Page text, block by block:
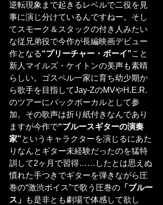
逆転現象まで起きるレベルで二役を見
事に演じ分けているんですねー。そし
てスモーク＆スタックの付き人みたい
な従兄弟役で今作が長編映画デビュー
作となる“プリーチャー・ボーイ”こと
新人マイルズ・ケイトンの美声も素晴
らしい。ゴスペル一家に育ち幼少期か
ら歌手を目指してJay-ZのMVやH.E.R.
のツアーにバックボーカルとして参
加。その歌声は折り紙付きなんであり
ますが今作で“ブルースギターの演奏
家”というキャラクターを演じるにあた
りなんとギター未経験だったのを猛特
訓して2ヶ月で習得……したとは思えぬ
慣れた手つきでギターを弾きながら圧
巻の“激渋ボイス”で歌う圧巻の 「ブルー
ス」
も是非とも劇場で体感して欲し